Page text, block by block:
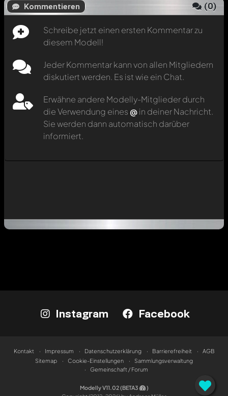
Kommentieren (0)
Schreibe jetzt einen ersten Kommentar zu
diesem Modell!
Jeder Kommentar kann von allen Mitgliedern
diskutiert werden. Es ist wie ein Chat.
Erwähne andere Modelly-Mitglieder durch
die Verwendung eines @in deiner Nachricht.
Sie werden dann automatisch darüber
informiert.
Instagram Facebook
Kontakt Impressum Datenschutzerklärung Barrierefreiheit
AGB
Sitemap
Cookie-Einstellungen
Sammlungsverwaltung
Gemeinschaft / Forum
Modelly V11.02 (BETA3
)